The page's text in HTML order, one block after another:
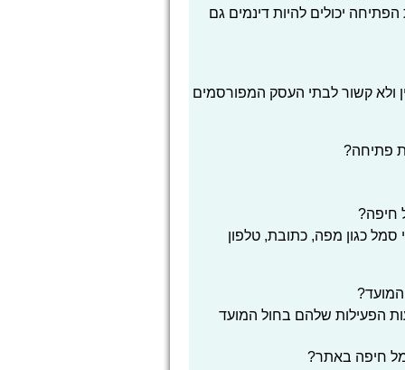
יכולים להיות דינמים גם
ולא קשור לבתי העסק המפורסמים
פתיחה?
חיפה?
כגון מפה, כתובת, טלפון
הפעילות שלהם בחול המועד
חיפה באתר?